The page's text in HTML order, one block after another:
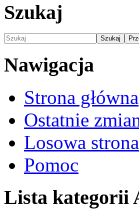
Szukaj
Nawigacja
Strona główna
Ostatnie
Losowa strona
Pomoc
Lista kategorii